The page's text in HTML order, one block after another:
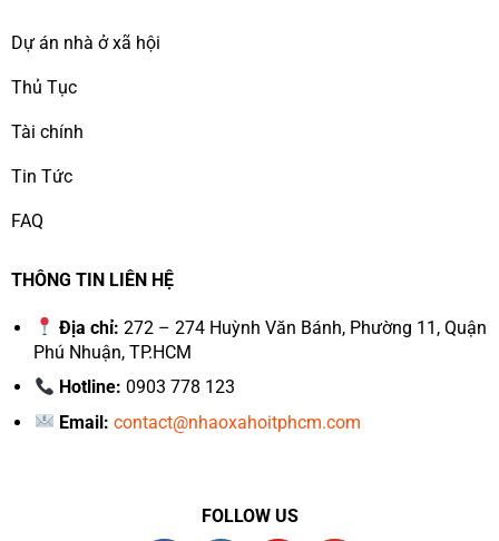
Dự án nhà ở xã hội
Thủ Tục
Tài chính
Tin Tức
FAQ
THÔNG TIN LIÊN HỆ
Địa chỉ: 272 – 274 Huỳnh Văn Bánh, Phường 11, Quận
Phú Nhuận, TP.HCM
Hotline: 0903 778 123
Email: contact@nhaoxahoitphcm.com
FOLLOW US